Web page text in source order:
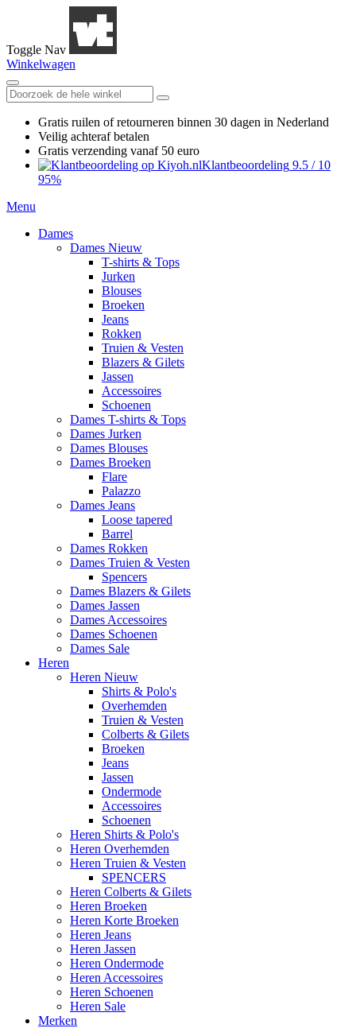
Toggle Nav
Winkelwagen
Gratis ruilen of retourneren binnen 30 dagen in Nederland
Veilig achteraf betalen
Gratis verzending vanaf 50 euro
Klantbeoordeling 9.5 / 10
95%
Menu
Dames
Dames Nieuw
T-shirts & Tops
Jurken
Blouses
Broeken
Jeans
Rokken
Truien & Vesten
Blazers & Gilets
Jassen
Accessoires
Schoenen
Dames T-shirts & Tops
Dames Jurken
Dames Blouses
Dames Broeken
Flare
Palazzo
Dames Jeans
Loose tapered
Barrel
Dames Rokken
Dames Truien & Vesten
Spencers
Dames Blazers & Gilets
Dames Jassen
Dames Accessoires
Dames Schoenen
Dames Sale
Heren
Heren Nieuw
Shirts & Polo's
Overhemden
Truien & Vesten
Colberts & Gilets
Broeken
Jeans
Jassen
Ondermode
Accessoires
Schoenen
Heren Shirts & Polo's
Heren Overhemden
Heren Truien & Vesten
SPENCERS
Heren Colberts & Gilets
Heren Broeken
Heren Korte Broeken
Heren Jeans
Heren Jassen
Heren Ondermode
Heren Accessoires
Heren Schoenen
Heren Sale
Merken